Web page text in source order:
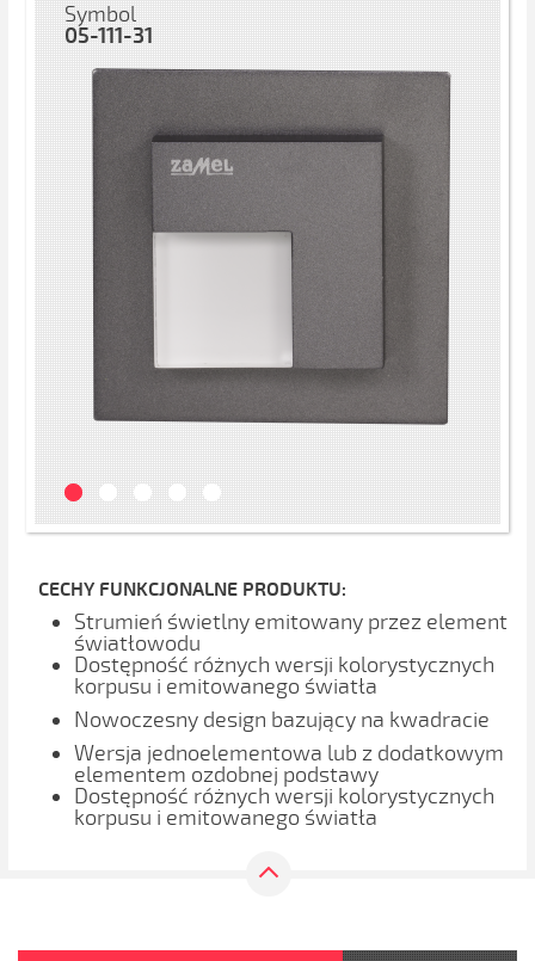
Symbol
05-111-31
CECHY FUNKCJONALNE PRODUKTU:
Strumień świetlny emitowany przez element
światłowodu
Dostępność różnych wersji kolorystycznych
korpusu i emitowanego światła
Nowoczesny design bazujący na kwadracie
Wersja jednoelementowa lub z dodatkowym
elementem ozdobnej podstawy
Dostępność różnych wersji kolorystycznych
korpusu i emitowanego światła